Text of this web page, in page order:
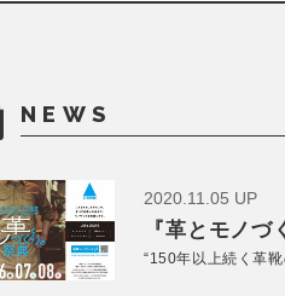
NEWS
2020.11.05 UP
『革とモノ
“150年以上続く革